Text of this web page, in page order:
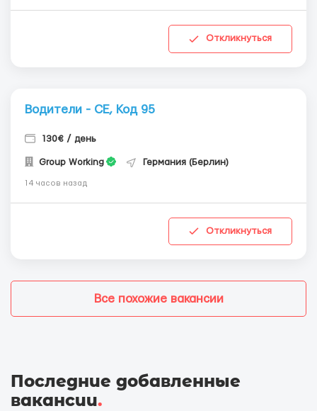
Откликнуться
Водители - СЕ, Код 95
130€ / день
Group Working Германия (Берлин)
14 часов назад
Откликнуться
Все похожие вакансии
Последние добавленные
вакансии.